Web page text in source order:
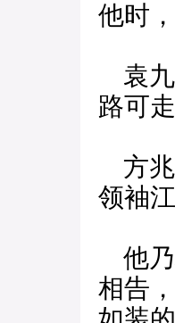
他时
袁九
路可
方兆
领袖
他乃
相告